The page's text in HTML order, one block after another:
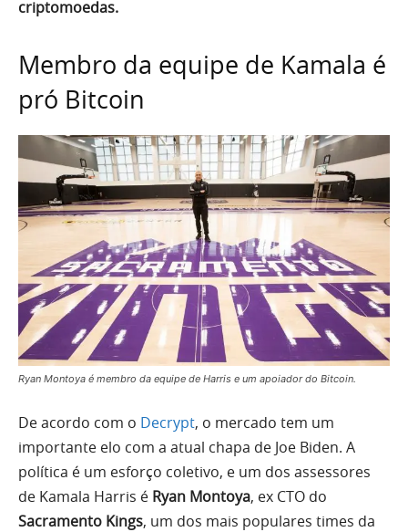
criptomoedas.
Membro da equipe de Kamala é
pró Bitcoin
Ryan Montoya é membro da equipe de Harris e um apoiador do Bitcoin.
De acordo com o Decrypt, o mercado tem um
importante elo com a atual chapa de Joe Biden. A
política é um esforço coletivo, e um dos assessores
de Kamala Harris é Ryan Montoya, ex CTO do
Sacramento Kings, um dos mais populares times da